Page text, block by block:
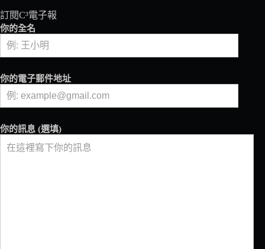
訂閱C³電子報
你的全名
你的電子郵件地址
你的訊息 (選填)